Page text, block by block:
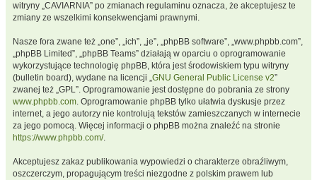
witryny „CAVIARNIA” po zmianach regulaminu oznacza, że akceptujesz te
zmiany ze wszelkimi konsekwencjami prawnymi.
Nasze fora zwane też „one”, „ich”, „je”, „phpBB software”, „www.phpbb.com”,
„phpBB Limited”, „phpBB Teams” działają w oparciu o oprogramowanie
wykorzystujące technologię phpBB, która jest środowiskiem typu witryny
(bulletin board), wydane na licencji „GNU General Public License v2”
zwanej też „GPL”. Oprogramowanie jest dostępne do pobrania ze strony
www.phpbb.com. Oprogramowanie phpBB tylko ułatwia dyskusje przez
internet, a jego autorzy nie kontrolują tekstów zamieszczanych w internecie
za jego pomocą. Więcej informacji o phpBB można znaleźć na stronie
https://www.phpbb.com/.
Akceptujesz zakaz publikowania wypowiedzi o charakterze obraźliwym,
oszczerczym, propagującym treści niezgodne z polskim prawem lub